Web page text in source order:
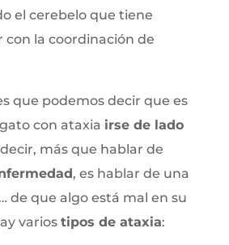
el cerebelo que tiene
con la coordinación de
que podemos decir que es
con ataxia irse de lado
decir, más que hablar de
, es hablar de una
de que algo está mal en su
varios tipos de ataxia: